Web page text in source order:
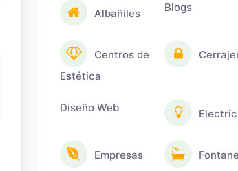
Albañiles Blogs
Centros de
Estética
Diseño Web
Empresas